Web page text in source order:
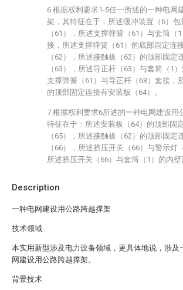
Description
一种电网建设用公路跨越撑架
技术领域
本实用新型涉及电力设备领域，更具体地说，涉及
网建设用公路跨越撑架。
背景技术
6.根据权利要求1-5任一所述的一种电网
架，其特征在于：所述缓冲装置（6）包
（61），所述支撑弹簧（61）与套筒（
接，所述支撑弹簧（61）的底部固定连
（62），所述接触板（62）的顶部固定
（63），所述导正杆（63）与套筒（1
支撑弹簧（61）与导正杆（63）套接，
的顶部固定连接有安装板（64）。
7.根据权利要求6所述的一种电网建设用
特征在于：所述安装板（64）的顶部固
（65），所述接触板（62）的顶部固定
（66），所述挤压开关（66）与警示灯
所述挤压开关（66）与套筒（1）的内壁